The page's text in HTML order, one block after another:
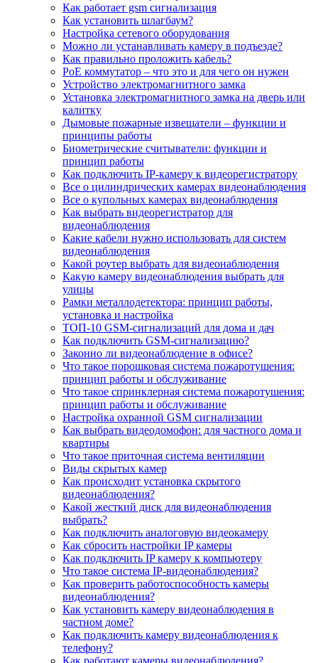
Как работает gsm сигнализация
Как установить шлагбаум?
Настройка сетевого оборудования
Можно ли устанавливать камеру в подъезде?
Как правильно проложить кабель?
PoE коммутатор – что это и для чего он нужен
Устройство электромагнитного замка
Установка электромагнитного замка на дверь или
калитку
Дымовые пожарные извещатели – функции и
принципы работы
Биометрические считыватели: функции и
принцип работы
Как подключить IP-камеру к видеорегистратору
Все о цилиндрических камерах видеонаблюдения
Все о купольных камерах видеонаблюдения
Как выбрать видеорегистратор для
видеонаблюдения
Какие кабели нужно использовать для систем
видеонаблюдения
Какой роутер выбрать для видеонаблюдения
Какую камеру видеонаблюдения выбрать для
улицы
Рамки металлодетектора: принцип работы,
установка и настройка
ТОП-10 GSM-сигнализаций для дома и дач
Как подключить GSM-сигнализацию?
Законно ли видеонаблюдение в офисе?
Что такое порошковая система пожаротушения:
принцип работы и обслуживание
Что такое спринклерная система пожаротушения:
принцип работы и обслуживание
Настройка охранной GSM сигнализации
Как выбрать видеодомофон: для частного дома и
квартиры
Что такое приточная система вентиляции
Виды скрытых камер
Как происходит установка скрытого
видеонаблюдения?
Какой жесткий диск для видеонаблюдения
выбрать?
Как подключить аналоговую видеокамеру
Как сбросить настройки IP камеры
Как подключить IP камеру к компьютеру
Что такое система IP-видеонаблюдения?
Как проверить работоспособность камеры
видеонаблюдения?
Как установить камеру видеонаблюдения в
частном доме?
Как подключить камеру видеонаблюдения к
телефону?
Как работают камеры видеонаблюдения?